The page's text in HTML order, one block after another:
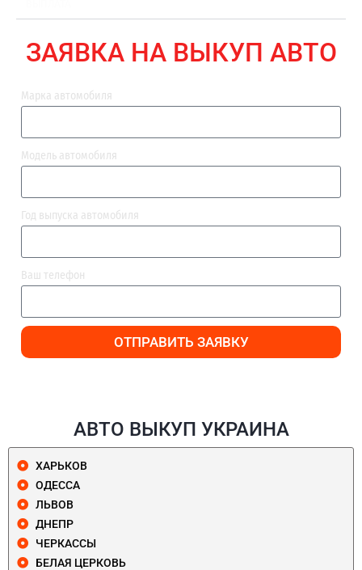
ЗАЯВКА НА ВЫКУП АВТО
Марка автомобиля
Модель автомобиля
Год выпуска автомобиля
Ваш телефон
ОТПРАВИТЬ ЗАЯВКУ
АВТО ВЫКУП УКРАИНА
ХАРЬКОВ
ОДЕССА
ЛЬВОВ
ДНЕПР
ЧЕРКАССЫ
БЕЛАЯ ЦЕРКОВЬ